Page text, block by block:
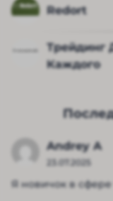
Redort
Трейдинг
Каждого
Andrey A
23.07.2025
Я новичок в сфере